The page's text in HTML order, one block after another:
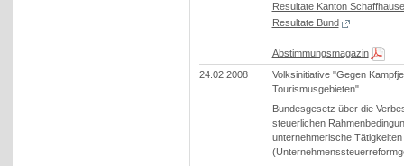
Resultate Kanton
Resultate Bund
Abstimmungsmagazin
24.02.2008
Volksinitiative "Gegen
Tourismusgebieten"
Bundesgesetz über die
steuerlichen
unternehmerische